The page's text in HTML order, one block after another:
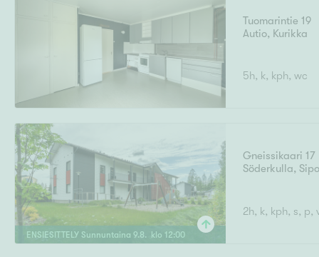
Jyväskylä Järvenpää
N
Pinta-ala
Rakennusvuosi
Tuomarintie 19
Autio, Kurikka
5h, k, kph, wc
ENSIESITTELY Sunnuntaina 9.8. klo 12:00
Gneissikaari 17
Söderkulla,
2h, k, kph, s, p,